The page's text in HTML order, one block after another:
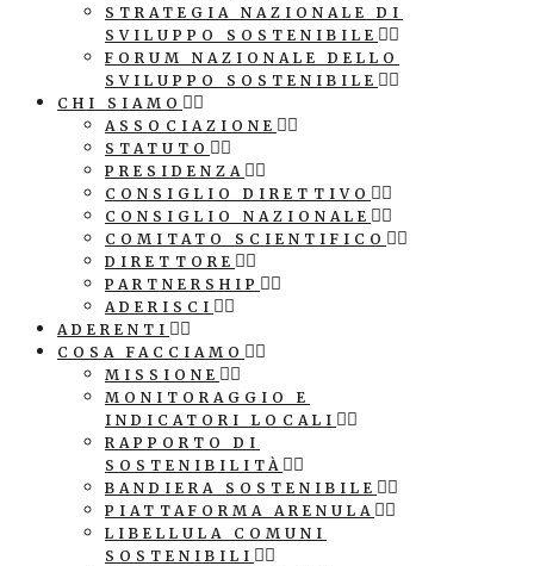
STRATEGIA NAZIONALE DI
SVILUPPO SOSTENIBILE
FORUM NAZIONALE DELLO
SVILUPPO SOSTENIBILE
CHI SIAMO
ASSOCIAZIONE
STATUTO
PRESIDENZA
CONSIGLIO DIRETTIVO
CONSIGLIO NAZIONALE
COMITATO SCIENTIFICO
DIRETTORE
PARTNERSHIP
ADERISCI
ADERENTI
COSA FACCIAMO
MISSIONE
MONITORAGGIO E
INDICATORI LOCALI
RAPPORTO DI
SOSTENIBILITÀ
BANDIERA SOSTENIBILE
PIATTAFORMA ARENULA
LIBELLULA COMUNI
SOSTENIBILI